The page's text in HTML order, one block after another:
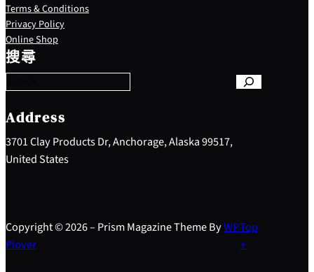
Terms & Conditions
Privacy Policy
Online Shop
搜尋
S
e
a
c
h
Address
3701 Clay Products Dr, Anchorage, Alaska 99517,
United States
Copyright © 2026 – Prism Magazine Theme ByWP
Plover
Top
↑